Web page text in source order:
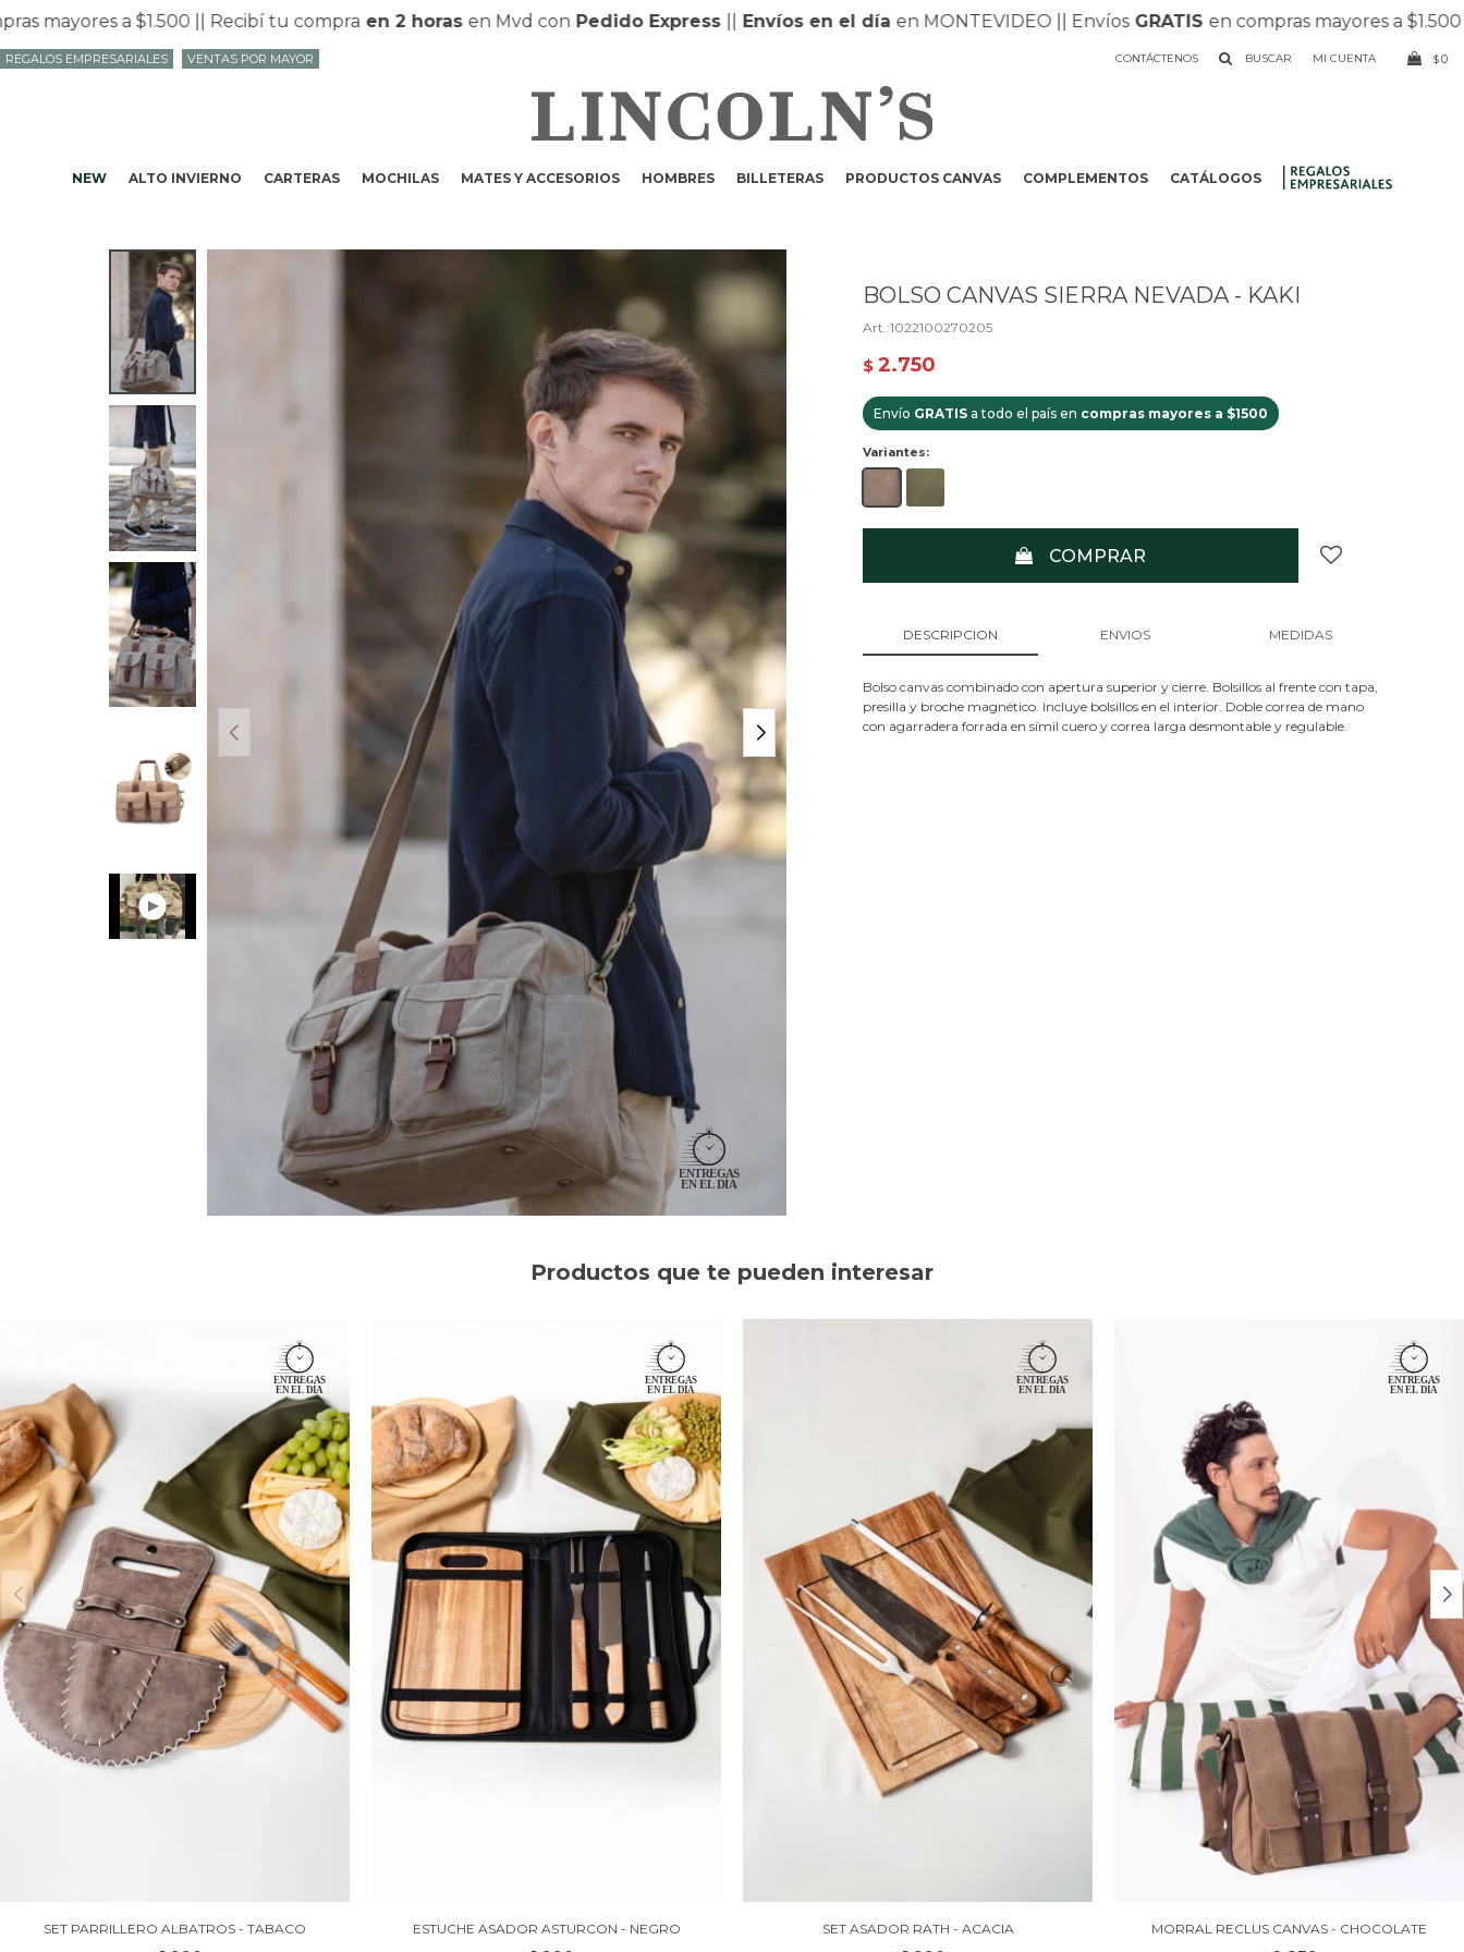
a $1.500 || Recibí tu compraen 2 horasen Mvd con Pedido Express||Envíos en el día en MONTEVIDEO || EnvíosGRATISen compras mayores a $1.500 ||
NEW ALTO INVIERNO CARTERAS MOCHILAS MATES Y ACCESORIOS HOMBRES BILLETERAS PRODUCTOS CANVAS COMPLEMENTOS CATÁLOGOS
CONTÁCTENOS $0
REGALOS EMPRESARIALES VENTAS POR MAYOR
BOLSO CANVAS SIERRA NEVADA - KAKI
1022100270205
$ 2.750
Envío GRATIS a todo el país en compras mayores a $1500
Variantes:
COMPRAR
DESCRIPCION ENVIOS MEDIDAS
Bolso canvas combinado con apertura superior y cierre. Bolsillos al frente con tapa,
presilla y broche magnético. Incluye bolsillos en el interior. Doble correa de mano
con agarradera forrada en símil cuero y correa larga desmontable y regulable.
Productos que te pueden interesar
SET PARRILLERO ALBATROS - TABACO ESTUCHE ASADOR ASTURCON - NEGRO SET ASADOR RATH - ACACIA MORRAL RECLUS CANVAS - CHOCOLATE